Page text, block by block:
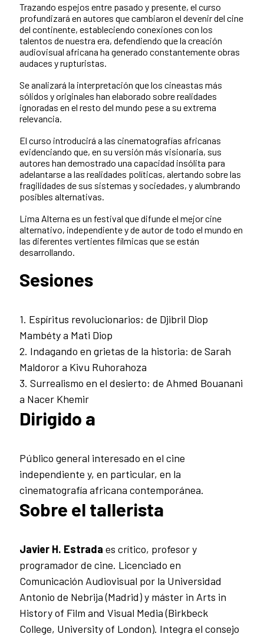
Trazando espejos entre pasado y presente, el curso
profundizará en autores que cambiaron el devenir del cine
del continente, estableciendo conexiones con los
talentos de nuestra era, defendiendo que la creación
audiovisual africana ha generado constantemente obras
audaces y rupturistas.
Se analizará la interpretación que los cineastas más
sólidos y originales han elaborado sobre realidades
ignoradas en el resto del mundo pese a su extrema
relevancia.
El curso introducirá a las cinematografías africanas
evidenciando que, en su versión más visionaria, sus
autores han demostrado una capacidad insólita para
adelantarse a las realidades políticas, alertando sobre las
fragilidades de sus sistemas y sociedades, y alumbrando
posibles alternativas.
Lima Alterna es un festival que difunde el mejor cine
alternativo, independiente y de autor de todo el mundo en
las diferentes vertientes fílmicas que se están
desarrollando.
Sesiones
1. Espíritus revolucionarios: de Djibril Diop
Mambéty a Mati Diop
2️. Indagando en grietas de la historia: de Sarah
Maldoror a Kivu Ruhorahoza
3️. Surrealismo en el desierto: de Ahmed Bouanani
a Nacer Khemir
Dirigido a
Público general interesado en el cine
independiente y, en particular, en la
cinematografía africana contemporánea.
Sobre el tallerista
Javier H. Estrada es crítico, profesor y
programador de cine. Licenciado en
Comunicación Audiovisual por la Universidad
Antonio de Nebrija (Madrid) y máster in Arts in
History of Film and Visual Media (Birkbeck
College, University of London). Integra el consejo